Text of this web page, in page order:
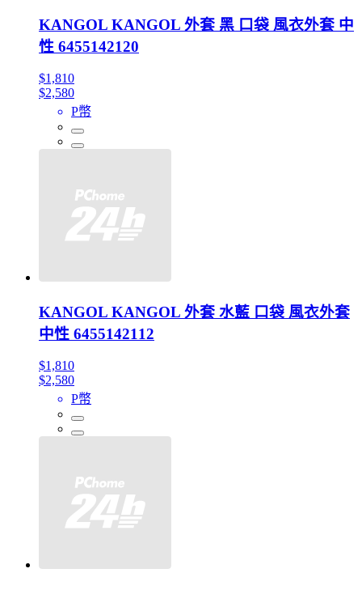
KANGOL KANGOL 外套 黑 口袋 風衣外套 中
性 6455142120
$1,810
$2,580
P幣
KANGOL KANGOL 外套 水藍 口袋 風衣外套
中性 6455142112
$1,810
$2,580
P幣